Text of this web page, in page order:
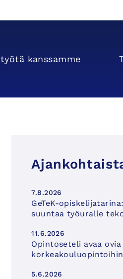
kanssamme
7.8.2026
GeTeK-
suuntaa työuralle
11.6.2026
Opintoseteli avaa ovia
korkeakouluopintoihin
5.6.2026